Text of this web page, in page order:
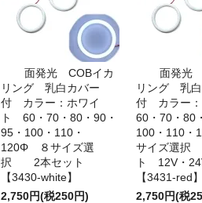
面発光 COBイカ
リング 乳白カバー
付 カラー：ホワイ
ト 60・70・80・90・
95・100・110・
120Φ ８サイズ選
択 2本セット
【3430-white】
2,750円(税250円)
面発光
リング 乳
付 カラー
60・70・80
100・110
サイズ選
ト 12V・
【3431-red
2,750円(税